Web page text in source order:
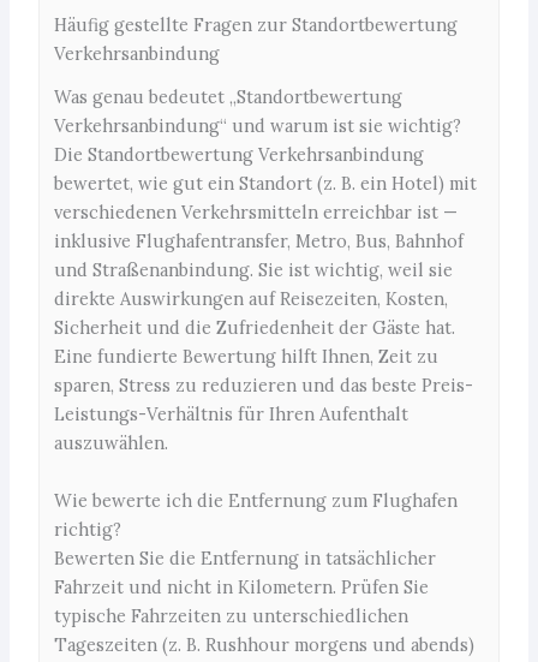
Häufig gestellte Fragen zur Standortbewertung
Verkehrsanbindung
Was genau bedeutet „Standortbewertung
Verkehrsanbindung“ und warum ist sie wichtig?
Die Standortbewertung Verkehrsanbindung
bewertet, wie gut ein Standort (z. B. ein Hotel) mit
verschiedenen Verkehrsmitteln erreichbar ist —
inklusive Flughafentransfer, Metro, Bus, Bahnhof
und Straßenanbindung. Sie ist wichtig, weil sie
direkte Auswirkungen auf Reisezeiten, Kosten,
Sicherheit und die Zufriedenheit der Gäste hat.
Eine fundierte Bewertung hilft Ihnen, Zeit zu
sparen, Stress zu reduzieren und das beste Preis-
Leistungs-Verhältnis für Ihren Aufenthalt
auszuwählen.
Wie bewerte ich die Entfernung zum Flughafen
richtig?
Bewerten Sie die Entfernung in tatsächlicher
Fahrzeit und nicht in Kilometern. Prüfen Sie
typische Fahrzeiten zu unterschiedlichen
Tageszeiten (z. B. Rushhour morgens und abends)